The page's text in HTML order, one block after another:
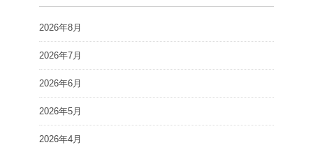
2026年8月
2026年7月
2026年6月
2026年5月
2026年4月